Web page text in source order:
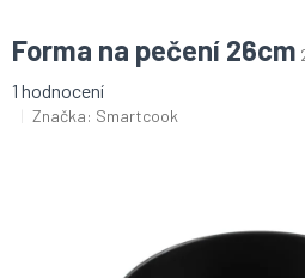
Forma na pečení 26cm
Průměrné
hodnocení
1 hodnocení
Značka: Smartcook